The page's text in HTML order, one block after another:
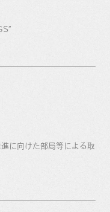
に向けた部局等による取